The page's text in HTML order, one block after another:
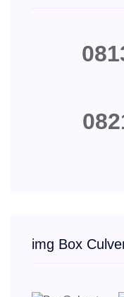
img Box